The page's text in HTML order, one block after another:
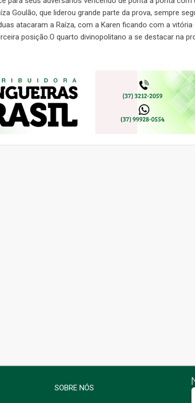
Goulão, que liderou grande parte da prova, sempre
atacaram a Raíza, com a Karen ficando com a vitória
posição.O quarto divinopolitano a se destacar na
SOBRE NÓS